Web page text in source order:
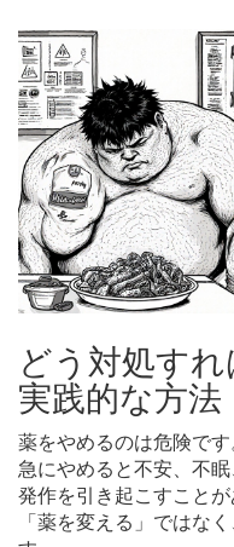
どう対処す
実践的な方法
薬をやめるのは危険で
急にやめると不安、不
発作を引き起こすこと
「薬を変える」ではな